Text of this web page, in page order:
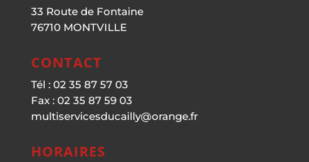
33 Route de Fontaine
76710 MONTVILLE
CONTACT
Tél : 02 35 87 57 03
Fax : 02 35 87 59 03
multiservicesducailly@orange.fr
HORAIRES